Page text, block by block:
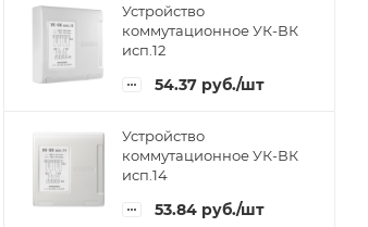
Устройство
коммутационное УК-ВК
исп.12
54.37 руб./шт
Устройство
коммутационное УК-ВК
исп.14
53.84 руб./шт